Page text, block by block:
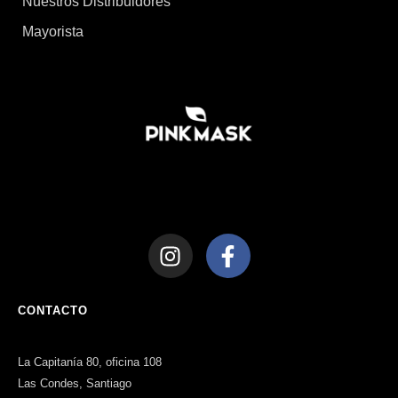
Mayorista
CONTACTO
La Capitanía 80, oficina 108
Las Condes, Santiago